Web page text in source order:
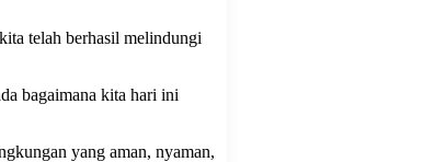
telah berhasil melindungi
bagaimana kita hari ini
yang aman, nyaman,